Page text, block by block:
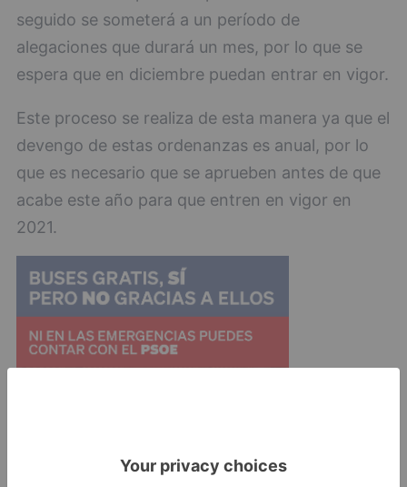
seguido se someterá a un período de
alegaciones que durará un mes, por lo que se
espera que en diciembre puedan entrar en vigor.
Este proceso se realiza de esta manera ya que el
devengo de estas ordenanzas es anual, por lo
que es necesario que se aprueben antes de que
acabe este año para que entren en vigor en
2021.